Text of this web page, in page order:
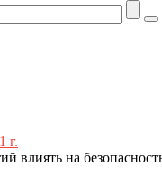
г.
влиять на